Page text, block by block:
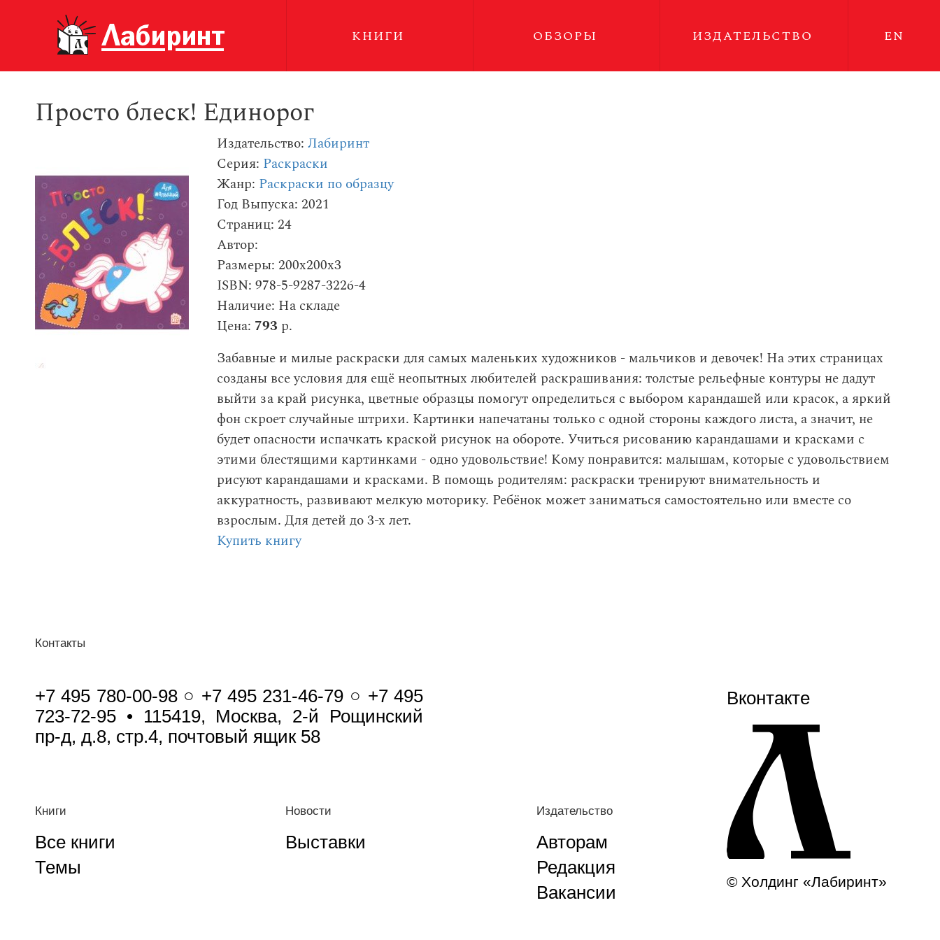
КНИГИ ОБЗОРЫ ИЗДАТЕЛЬСТВО EN
Просто блеск! Единорог
Издательство: Лабиринт
Серия: Раскраски
Жанр: Раскраски по образцу
Год Выпуска: 2021
Страниц: 24
Автор:
Размеры: 200x200x3
ISBN: 978-5-9287-3226-4
Наличие: На складе
Цена: 793 р.
Забавные и милые раскраски для самых маленьких художников - мальчиков и девочек! На этих страницах
созданы все условия для ещё неопытных любителей раскрашивания: толстые рельефные контуры не дадут
выйти за край рисунка, цветные образцы помогут определиться с выбором карандашей или красок, а яркий
фон скроет случайные штрихи. Картинки напечатаны только с одной стороны каждого листа, а значит, не
будет опасности испачкать краской рисунок на обороте. Учиться рисованию карандашами и красками с
этими блестящими картинками - одно удовольствие! Кому понравится: малышам, которые с удовольствием
рисуют карандашами и красками. В помощь родителям: раскраски тренируют внимательность и
аккуратность, развивают мелкую моторику. Ребёнок может заниматься самостоятельно или вместе со
взрослым. Для детей до 3-х лет.
Купить книгу
Контакты
+7 495 780-00-98 ○ +7 495 231-46-79 ○ +7 495
723-72-95 • 115419, Москва, 2-й Рощинский
пр-д, д.8, стр.4, почтовый ящик 58
Книги
Все книги
Темы
Новости
Выставки
Издательство
Авторам
Редакция
Вакансии
Вконтакте
© Холдинг «Лабиринт»